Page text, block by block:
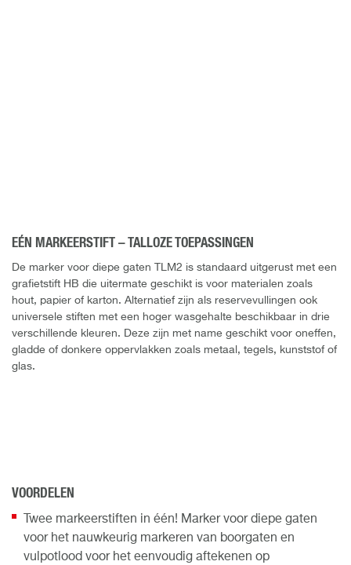
EÉN MARKEERSTIFT – TALLOZE TOEPASSINGEN
De marker voor diepe gaten TLM2 is standaard uitgerust met een
grafietstift HB die uitermate geschikt is voor materialen zoals
hout, papier of karton. Alternatief zijn als reservevullingen ook
universele stiften met een hoger wasgehalte beschikbaar in drie
verschillende kleuren. Deze zijn met name geschikt voor oneffen,
gladde of donkere oppervlakken zoals metaal, tegels, kunststof of
glas.
VOORDELEN
Twee markeerstiften in één! Marker voor diepe gaten
voor het nauwkeurig markeren van boorgaten en
vulpotlood voor het eenvoudig aftekenen op